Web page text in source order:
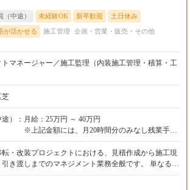
（中途） 未経験OK 新卒歓迎 土日休み
が活かせる 施工管理 企画・営業・販売・その他
トマネージャー／施工監理（内装施工管理・積算・工
芝
）： 月給：25万円 ～ 40万円
※上記金額には、月20時間分のみなし残業手当
（32,900円～52,700円）を含みます。超過分は
別途全額支給します。
※前職の給与、経験、スキル、資格を最大限考
慮して決定します。
転・改装プロジェクトにおける、見積作成から施工現
き渡しまでのマネジメント業務全般です。 単なる
ではありません。 デザイナーと初期段階からタッグ
インの実現可能性を探り、予算内で最高品質を実現